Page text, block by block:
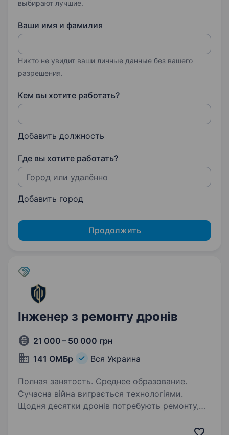
выбирают лучшие.
Ваши имя и фамилия
Никто не увидит ваши личные данные без вашего
разрешения.
Кем вы хотите работать?
Добавить должность
Где вы хотите работать?
Добавить город
Продолжить
Інженер з ремонту дронів
21 000 – 50 000 грн
141 ОМБр
Вся Украина
Полная занятость. Среднее образование.
Сучасна війна виграється технологіями.
Щодня десятки дронів потребують ремонту,